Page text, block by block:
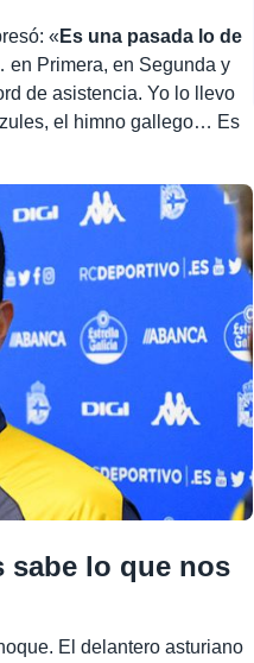
« Es una pasada lo de
Primera, en Segunda y
de asistencia. Yo lo llevo
el himno gallego… Es
sabe lo que nos
El delantero asturiano